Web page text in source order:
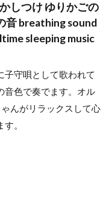
しつけ ゆりかごの
音 breathing sound
sleeping music
子守唄として歌われて
音色で奏でます。オル
んがリラックスして心
。